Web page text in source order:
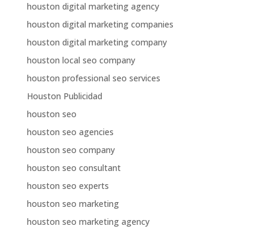
houston digital marketing agency
houston digital marketing companies
houston digital marketing company
houston local seo company
houston professional seo services
Houston Publicidad
houston seo
houston seo agencies
houston seo company
houston seo consultant
houston seo experts
houston seo marketing
houston seo marketing agency